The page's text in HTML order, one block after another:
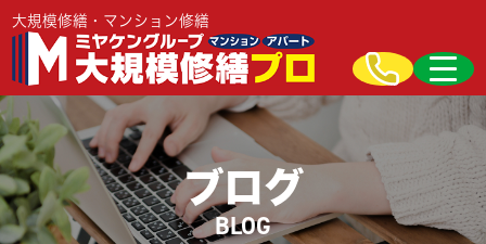
大規模修繕・マンション修繕
ブログ
BLOG